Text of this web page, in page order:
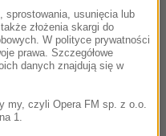
dostępna jest w dwóch
(iPhone) oraz Android.
zeskanować kod QR z
aplikację bezpośrednio z
sprostowania, usunięcia lub
złożenia skargi do
W polityce prywatności
prawa. Szczegółowe
danych znajdują się w
my, czyli Opera FM sp. z o.o.
1.